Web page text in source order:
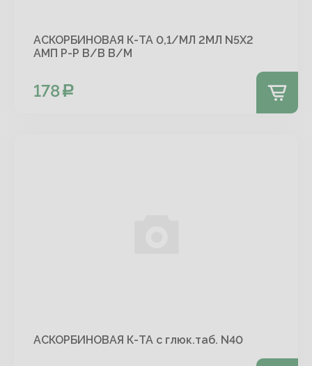
АСКОРБИНОВАЯ К-ТА 0,1/МЛ 2МЛ N5Х2
АМП Р-Р В/В В/М
178
АСКОРБИНОВАЯ К-ТА с глюк.таб. N40